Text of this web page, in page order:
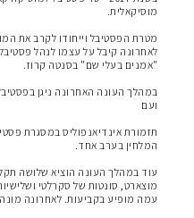
מוסיקאלית.
מטרת הפסטיבל וייחודו לקרב את
לאחרונה קיבל על עצמו לנהל
"אמנים בעלי שם" בסנטה קרוז.
במהלך העונה האחרונה ניגן
ועם
תזמורת אינדיאנפוליס במסגרת
המלחין בערב אחד.
עוד במהלך העונה הוציא שלושה
מוצארט, סונטות של סקרלטי
עמה מופיע בקביעות. לאחרונה